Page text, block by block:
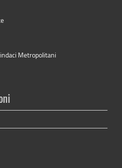
Metropolitani